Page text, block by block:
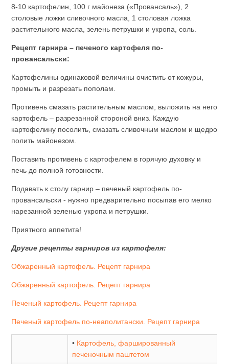
8-10 картофелин, 100 г майонеза («Провансаль»), 2
столовые ложки сливочного масла, 1 столовая ложка
растительного масла, зелень петрушки и укропа, соль.
Рецепт гарнира – печеного картофеля по-
провансальски:
Картофелины одинаковой величины очистить от кожуры,
промыть и разрезать пополам.
Противень смазать растительным маслом, выложить на него
картофель – разрезанной стороной вниз. Каждую
картофелину посолить, смазать сливочным маслом и щедро
полить майонезом.
Поставить противень с картофелем в горячую духовку и
печь до полной готовности.
Подавать к столу гарнир – печеный картофель по-
провансальски - нужно предварительно посыпав его мелко
нарезанной зеленью укропа и петрушки.
Приятного аппетита!
Другие рецепты гарниров из картофеля:
Обжаренный картофель. Рецепт гарнира
Обжаренный картофель. Рецепт гарнира
Печеный картофель. Рецепт гарнира
Печеный картофель по-неаполитански. Рецепт гарнира
• Картофель, фаршированный
печеночным паштетом